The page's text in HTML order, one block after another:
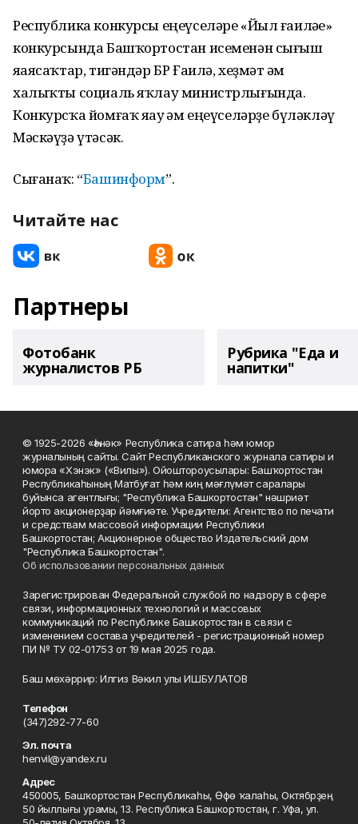
Республика конкурсы еңеүселәре «Йыл ғаиләһе»
конкурсында Башҡортостан исеменән сығыш
яһаясаҡтар, тигәндәр БР Ғаилә, хеҙмәт һәм
халыҡты социаль яҡлау министрлығында.
Конкурсҡа йомғаҡ яһау һәм еңеүселәрҙе бүләкләү
Мәскәүҙә үтәсәк.
Сығанаҡ: “Башинформ”.
Читайте нас
Партнеры
Фотобанк
журналистов РБ
Рубрика "Еда и
напитки"
© 1925-2026 «Һәнәк» Республика сатира һәм юмор
журналының сайты. Сайт Республиканского журнала сатиры и
юмора «Хэнэк» («Вилы»). Ойоштороусылары: Башҡортостан
Республикаһының Матбуғат һәм киң мәғлүмәт саралары
буйынса агентлығы; "Республика Башкортостан" нәшриәт
йорто акционерҙар йәмғиәте. Учредители: Агентство по печати
и средствам массовой информации Республики
Башкортостан; Акционерное общество Издательский дом
"Республика Башкортостан".
Об использовании персональных данных
Зарегистрирован Федеральной службой по надзору в сфере
связи, информационных технологий и массовых
коммуникаций по Республике Башкортостан в связи с
изменением состава учредителей - регистрационный номер
ПИ № ТУ 02-01753 от 19 мая 2025 года.
Баш мөхәррир: Илгиз Вәкил улы ИШБУЛАТОВ
Телефон
(347)292-77-60
Эл. почта
henvil@yandex.ru
Адрес
450005, Башҡортостан Республикаһы, Өфө ҡалаһы, Октябрҙең
50 йыллығы урамы, 13. Республика Башкортостан, г. Уфа, ул.